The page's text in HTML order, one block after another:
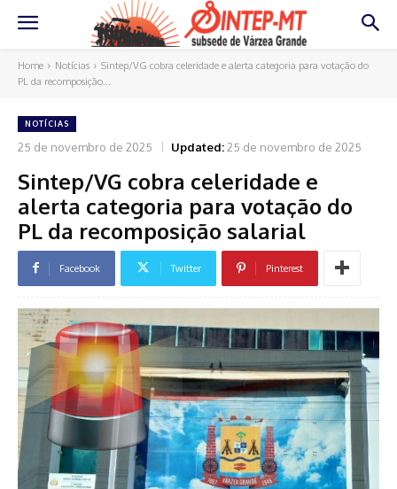
Home Notícias
Sintep/VG cobra celeridade e alerta categoria para votação do
PL da recomposição...
NOTÍCIAS
25 de novembro de 2025 Updated:25 de novembro de 2025
Sintep/VG cobra celeridade e
alerta categoria para votação do
PL da recomposição salarial
Facebook Twitter Pinterest